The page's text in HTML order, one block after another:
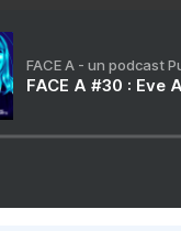
FACE A - un podcast
FACE A #30 : Eve